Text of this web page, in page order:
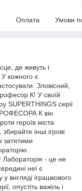
Оплата Умови
де живуть і
У кожного є
Зловісний,
К! У своїй
SUPERTHINGS серії
К він
героїв міста
інші ігрові
затятими
Лабораторія - це не
неї є
вигляді іграшкового
опустіть важіль і